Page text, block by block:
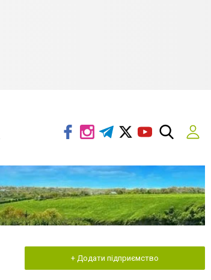
+ Додати підприємство